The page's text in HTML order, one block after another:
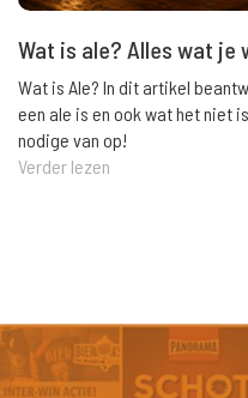
Wat is ale? Alles wat je
Wat is Ale? In dit artikel
een ale is en ook wat het niet
nodige van op!
Verder lezen